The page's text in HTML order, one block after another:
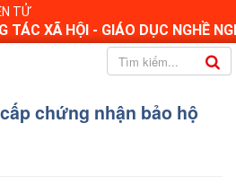
TỬ
TÁC XÃ HỘI - GIÁO DỤC NGHỀ
chứng nhận bảo hộ